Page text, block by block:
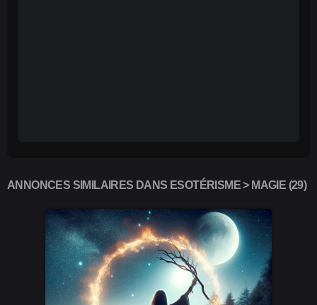
ANNONCES SIMILAIRES DANS ESOTÉRISME > MAGIE (29)